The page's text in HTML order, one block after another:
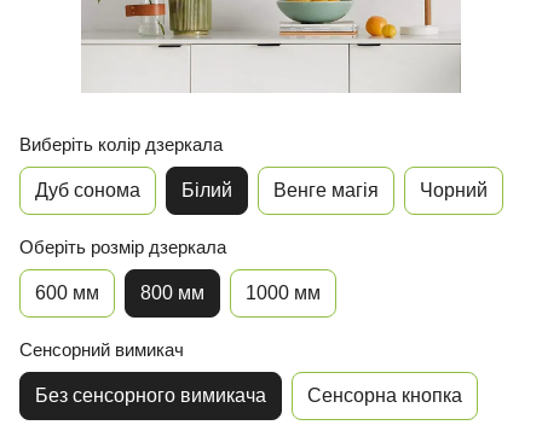
Виберіть колір дзеркала
Дуб сонома Білий Венге магія Чорний
Оберіть розмір дзеркала
600 мм 800 мм 1000 мм
Сенсорний вимикач
Без сенсорного вимикача Сенсорна кнопка